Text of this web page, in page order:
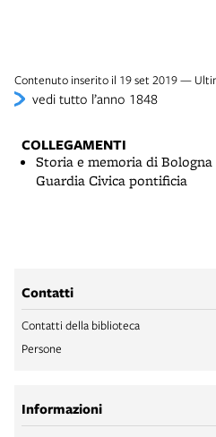
Contenuto inserito il 19 set 2019 —
vedi tutto l’anno 1848
COLLEGAMENTI
Storia e memoria di
Guardia Civica pontificia
Contatti
Contatti della biblioteca
Persone
Informazioni